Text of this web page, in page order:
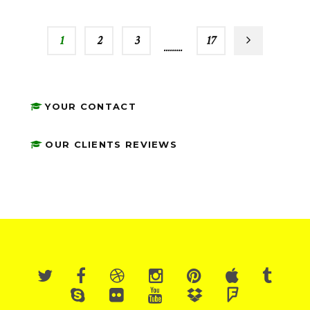
1 2 3 17
YOUR CONTACT
OUR CLIENTS REVIEWS